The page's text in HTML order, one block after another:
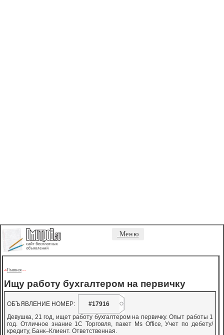
Меню
->Главная - -
Ищу работу бухгалтером на первичку
ОБЪЯВЛЕНИЕ НОМЕР:
#17916
Девушка, 21 год, ищет работу бухгалтером на первичку. Опыт работы 1
год. Отличное знание 1С Торговля, пакет Ms Office, Учет по дебету/
кредиту, Банк–Клиент. Ответственная.